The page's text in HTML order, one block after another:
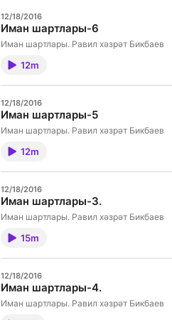
12/18/2016
Иман шартлары-6
Иман шартлары. Равил хәзрәт Бикбаев
12m
12/18/2016
Иман шартлары-5
Иман шартлары. Равил хәзрәт Бикбаев
12m
12/18/2016
Иман шартлары-3.
Иман шартлары. Равил хәзрәт Бикбаев
15m
12/18/2016
Иман шартлары-4.
Иман шартлары. Равил хәзрәт Бикбаев